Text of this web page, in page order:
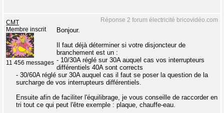
Réponse 2 forum électricité bricovidéo.com
CMT
Membre inscrit
11 456 messages
Bonjour.
Il faut déjà déterminer si votre disjoncteur de
branchement est un :
- 10/30A réglé sur 30A auquel cas vos interrupteurs
différentiels 40A sont corrects
- 30/60A réglé sur 30A auquel cas il faut se poser la question de la
surcharge de vos interrupteurs différentiels.
Ensuite afin de faciliter l'équilibrage, je vous conseille de raccorder en
tri tout ce qui peut l'être exemple : plaque, chauffe-eau.